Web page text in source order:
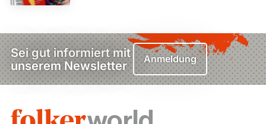
Sei gut informiert mit
unserem Newsletter
Anmeldung